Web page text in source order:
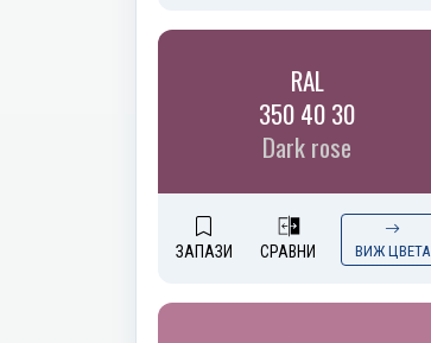
RAL
350 40 30
Dark rose
ЗАПАЗИ СРАВНИ ВИЖ ЦВЕТА